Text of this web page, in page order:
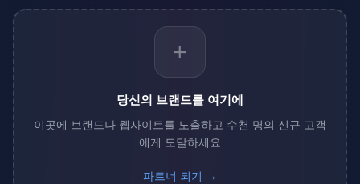
+
당신의 브랜드를 여기에
이곳에 브랜드나 웹사이트를 노출하고 수천 명의 신규 고객
에게 도달하세요
파트너 되기 →